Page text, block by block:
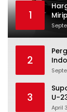
1
2
3
U-
April